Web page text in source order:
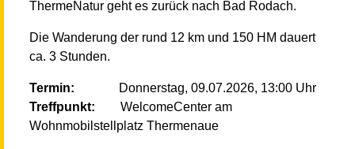
ThermeNatur geht es zurück nach Bad Rodach.
Die Wanderung der rund 12 km und 150 HM dauert
ca. 3 Stunden.
Termin: Donnerstag, 09.07.2026, 13:00 Uhr
Treffpunkt: WelcomeCenter am
Wohnmobilstellplatz Thermenaue